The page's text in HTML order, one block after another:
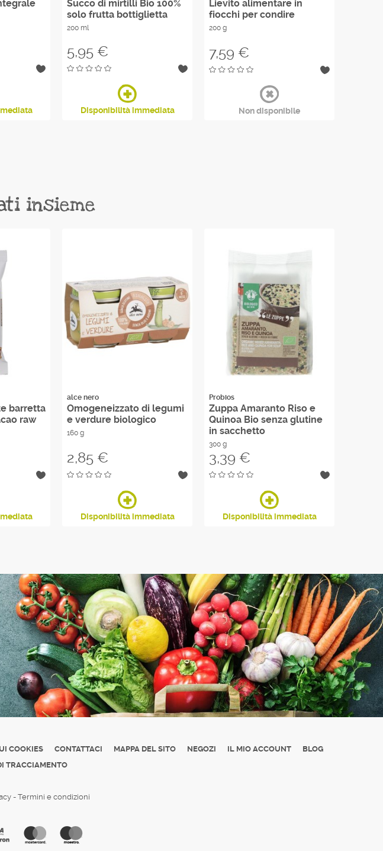
Succo di mirtilli Bio 100%
solo frutta bottiglietta
200 ml
Prezzo
5,95 €
Disponibilità immediata
Lievito alimentare in
fiocchi per condire
200 g
Prezzo
7,59 €
Non disponibile
insieme
barretta
raw
alce nero
Omogeneizzato di legumi
e verdure biologico
160 g
Prezzo
2,85 €
Disponibilità immediata
Probios
Zuppa Amaranto Riso e
Quinoa Bio senza glutine
in sacchetto
300 g
Prezzo
3,39 €
Disponibilità immediata
COOKIES CONTATTACI MAPPA DEL SITO NEGOZI IL MIO ACCOUNT
BLOG
TRACCIAMENTO
- Termini e condizioni